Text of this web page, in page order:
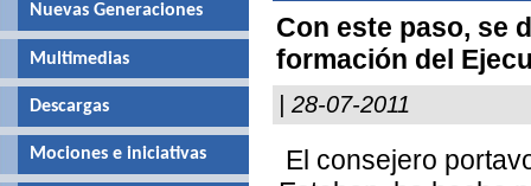
Con este paso, se
formación del
| 28-07-2011
El consejero
Nuevas Generaciones
Multimedias
Descargas
Mociones e iniciativas